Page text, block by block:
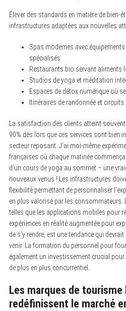
Élever des standards en matière de bien-
infrastructures adaptées aux nouvelles
Spas modernes avec
spécialisés
Restaurants bio servant aliments
Studios de yoga et méditation
Espaces de détox numérique où
Itinéraires de randonnée et
La satisfaction des clients atteint
90% dès lors que ces services sont bien
secteur reposant. J’ai moi-même
françaises où chaque matinée
d’un cours de yoga au sommet – une
nouveaux venus ! Les infrastructures
flexibilité permettant de personnaliser
en plus valorisé par les consommateurs.
telles que les applications mobiles pour
expériences en réalité augmentée pour
de s’y rendre, est une tendance qui
venir. La formation du personnel pour
également un investissement crucial
de plus en plus concurrentiel.
Les marques de
redéfinissent le marché